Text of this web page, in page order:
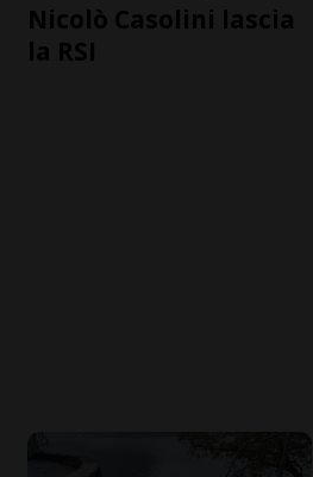
Nicolò Casolini lascia
la RSI